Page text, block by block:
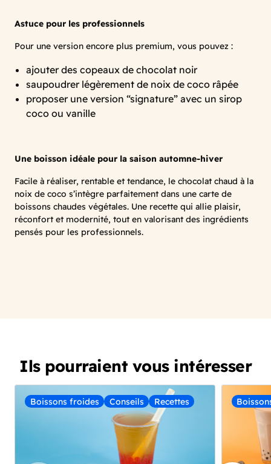
Astuce pour les professionnels
Pour une version encore plus premium, vous pouvez :
ajouter des copeaux de chocolat noir
saupoudrer légèrement de noix de coco râpée
proposer une version “signature” avec un sirop
coco ou vanille
Une boisson idéale pour la saison automne-hiver
Facile à réaliser, rentable et tendance, le chocolat chaud à la
noix de coco s’intègre parfaitement dans une carte de
boissons chaudes végétales. Une recette qui allie plaisir,
réconfort et modernité, tout en valorisant des ingrédients
pensés pour les professionnels.
Ils pourraient vous intéresser
Boissons froides Conseils Recettes